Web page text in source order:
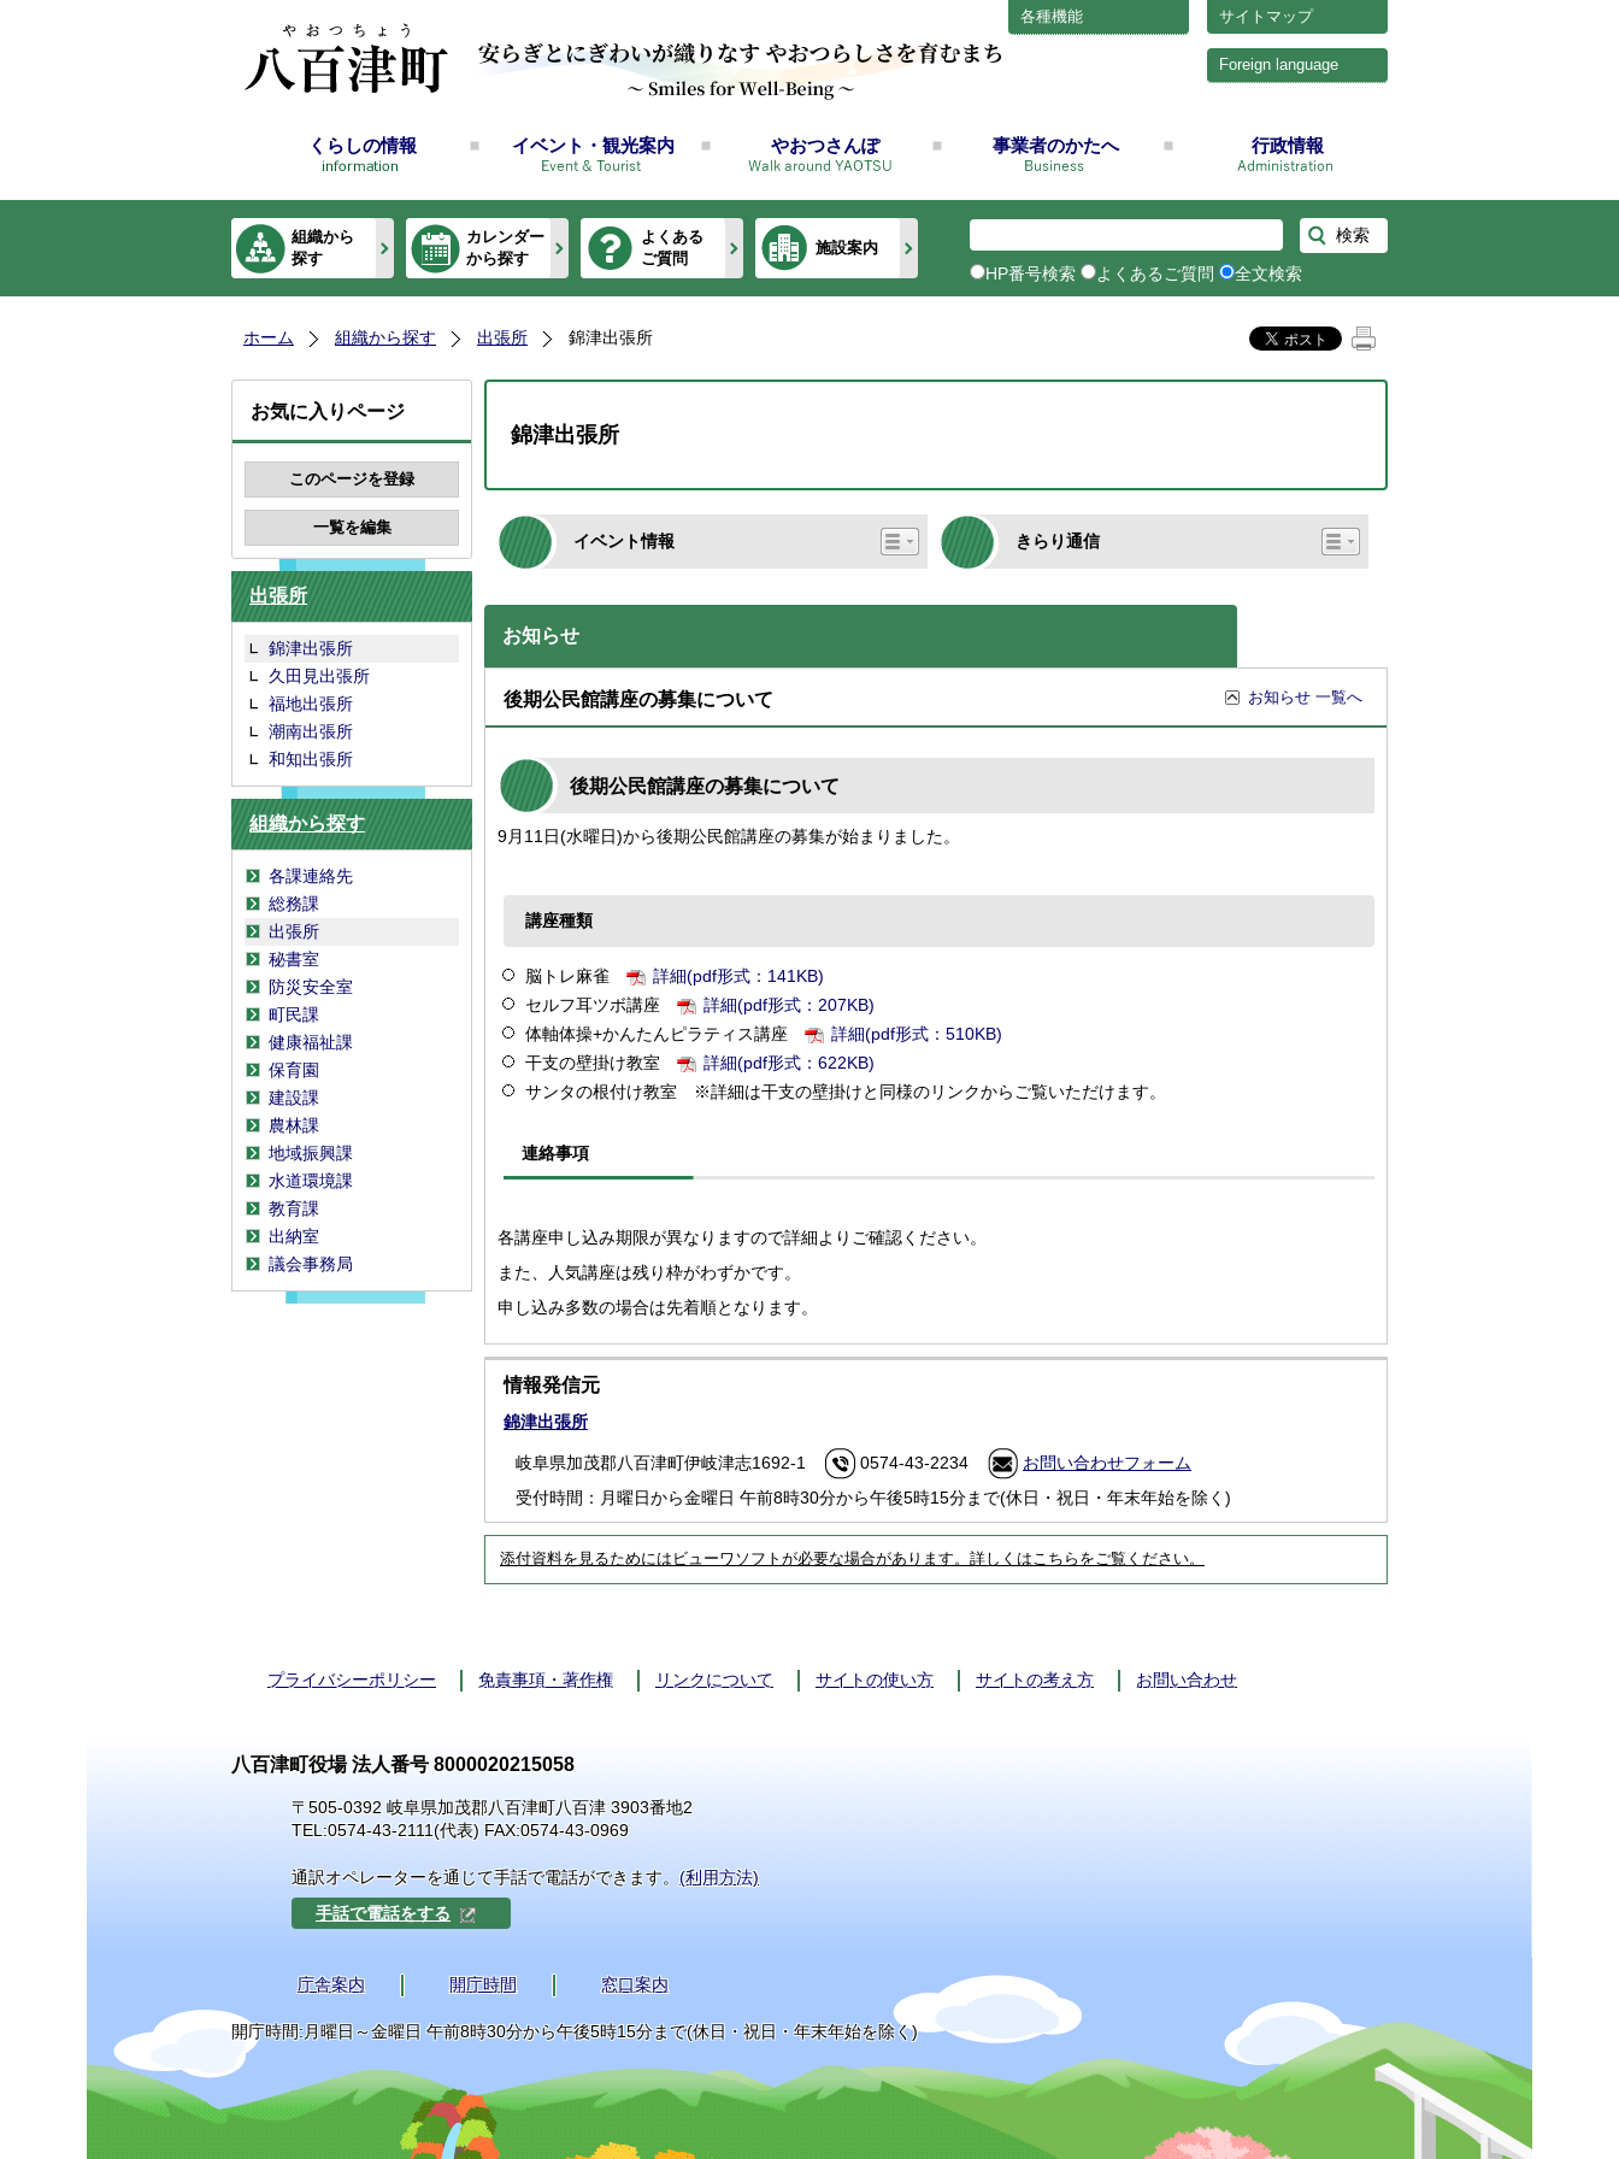
サイトマップ
各種機能
Foreign language
くらしの情報 イベント・観光案内 やおつさんぽ 事業者のかたへ 行政情報
組織から
探す
カレンダー
から探す
よくある
ご質問
施設案内
HP番号検索 よくあるご質問 全文検索
ホーム 組織から探す 出張所 錦津出張所
お気に入りページ
出張所
錦津出張所
久田見出張所
福地出張所
潮南出張所
和知出張所
組織から探す
各課連絡先
総務課
出張所
秘書室
防災安全室
町民課
健康福祉課
保育園
建設課
農林課
地域振興課
水道環境課
教育課
出納室
議会事務局
錦津出張所
イベント情報 きらり通信
お知らせ
後期公民館講座の募集について お知らせ 一覧へ
後期公民館講座の募集について
9月11日(水曜日)から後期公民館講座の募集が始まりました。
講座種類
脳トレ麻雀
詳細(pdf形式：141KB)
セルフ耳ツボ講座
詳細(pdf形式：207KB)
体軸体操+かんたんピラティス講座
詳細(pdf形式：510KB)
干支の壁掛け教室
詳細(pdf形式：622KB)
サンタの根付け教室 ※詳細は干支の壁掛けと同様のリンクからご覧いただけます。
連絡事項
各講座申し込み期限が異なりますので詳細よりご確認ください。
また、人気講座は残り枠がわずかです。
申し込み多数の場合は先着順となります。
情報発信元
錦津出張所
岐阜県加茂郡八百津町伊岐津志1692-1 0574-43-2234
お問い合わせフォーム
受付時間：月曜日から金曜日 午前8時30分から午後5時15分まで(休日・祝日・年末年始を除く)
添付資料を見るためにはビューワソフトが必要な場合があります。詳しくはこちらをご覧ください。
プライバシーポリシー 免責事項・著作権 リンクについて サイトの使い方 サイトの考え方 お問い合わせ
八百津町役場 法人番号 8000020215058
〒505-0392 岐阜県加茂郡八百津町八百津 3903番地2
TEL:0574-43-2111(代表) FAX:0574-43-0969
通訳オペレーターを通じて手話で電話ができます。 (利用方法)
手話で電話をする
庁舎案内 開庁時間 窓口案内
開庁時間:月曜日～金曜日 午前8時30分から午後5時15分まで(休日・祝日・年末年始を除く)